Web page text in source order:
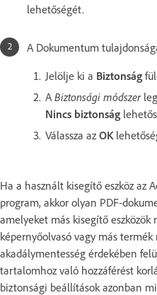
lehetőségét.
A Dokumentum
Jelölje ki a Biztonság
A Biztonsági módszer
Nincs biztonság
Válassza az OK
Ha a használt kisegítő eszköz az
program, akkor olyan PDF-
amelyeket más kisegítő
képernyőolvasó vagy más
akadálymentesség érdekében
tartalomhoz való hozzáférést
biztonsági beállítások azonban